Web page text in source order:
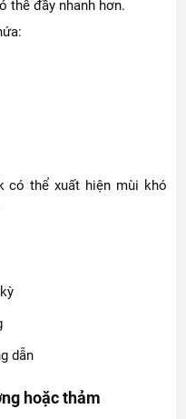
thể đầy nhanh hơn.
có thể xuất hiện mùi khó
dẫn
hoặc thảm